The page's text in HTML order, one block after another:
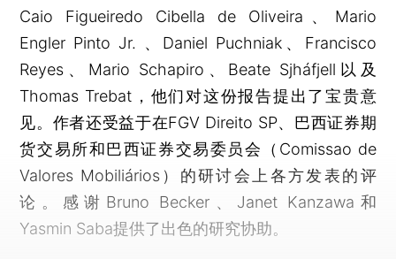
Caio Figueiredo Cibella de Oliveira、Mario
Engler Pinto Jr. 、Daniel Puchniak、Francisco
Reyes、Mario Schapiro、Beate Sjháfjell以及
Thomas Trebat，他们对这份报告提出了宝贵意
见。作者还受益于在FGV Direito SP、巴西证券期
货交易所和巴西证券交易委员会（Comissao de
Valores Mobiliários）的研讨会上各方发表的评
论。感谢Bruno Becker、Janet Kanzawa和
Yasmin Saba提供了出色的研究协助。